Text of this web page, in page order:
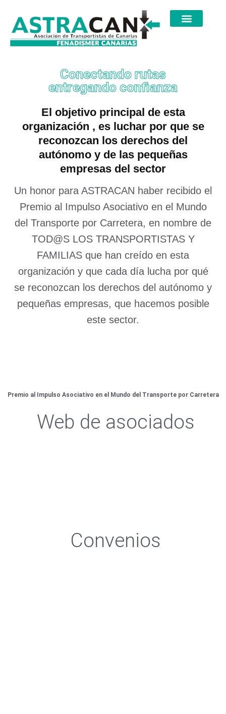
Conectando rutas
entregando confianza
El objetivo principal de esta
organización , es luchar por que se
reconozcan los derechos del
autónomo y de las pequeñas
empresas del sector
Un honor para ASTRACAN haber recibido el
Premio al Impulso Asociativo en el Mundo
del Transporte por Carretera, en nombre de
TOD@S LOS TRANSPORTISTAS Y
FAMILIAS que han creído en esta
organización y que cada día lucha por qué
se reconozcan los derechos del autónomo y
pequeñas empresas, que hacemos posible
este sector.
Premio al Impulso Asociativo en el Mundo del Transporte por Carretera
Web de asociados
Convenios